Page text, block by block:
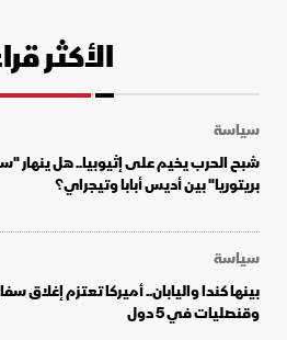
الأكثر
سياسة
شبح الحرب يخيم على إثيوبيا.. هل ينهار
بريتوريا" بين أديس أبابا وتيجراي؟
سياسة
بينها كندا واليابان.. أميركا تعتزم إغلاق
وقنصليات في 5 دول